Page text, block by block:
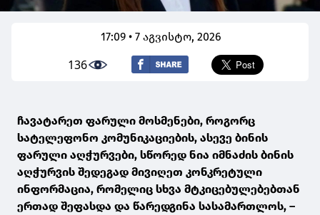
17:09 • 7 აგვისტო, 2026
136
ჩავატარეთ ფარული მოსმენები, როგორც
სატელეფონო კომუნიკაციების, ასევე ბინის
ფარული აღჭურვები, სწორედ ნია იმნაძის ბინის
აღჭურვის შედეგად მივიღეთ კონკრეტული
ინფორმაცია, რომელიც სხვა მტკიცებულებებთან
ერთად შეფასდა და წარედგინა სასამართლოს, –